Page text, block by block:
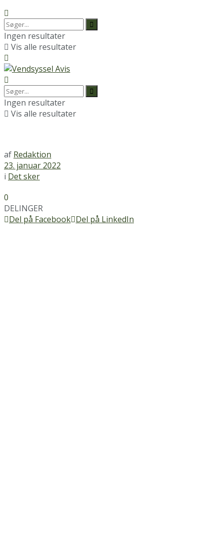
Ingen resultater
Vis alle resultater
Ingen resultater
Vis alle resultater
af Redaktion
23. januar 2022
i Det sker
0
DELINGER
Del på Facebook Del på LinkedIn